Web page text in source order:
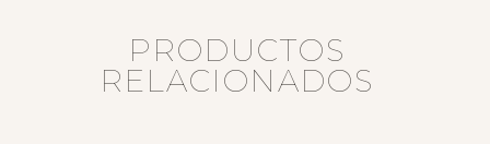
PRODUCTOS
RELACIONADOS